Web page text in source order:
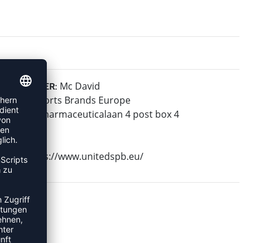
HERSTELLER: Mc David
United Sports Brands Europe
Janssen-Pharmaceuticalaan 4 post box 4
2440 Geel
Belgium
Web: https://www.unitedspb.eu/